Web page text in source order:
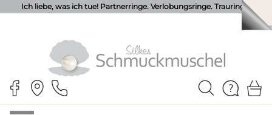
Ich liebe, was ich tue! Partnerringe. Verlobungsringe. Trauringe.